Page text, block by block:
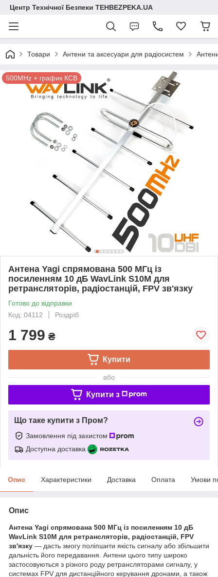
Центр Технічної Безпеки TEHBEZPEKA.UA
Товари Антени та аксесуари для радіосистем
500MHz + график КСВ
Антена Yagi спрямована 500 МГц із
посиленням 10 дБ WavLink S10M для
ретрансляторів, радіостанцій, FPV зв'язку
Готово до відправки
Код: 04112
Роздріб
1 799 ₴
Купити
або
Купити з
Що таке купити з Пром?
Замовлення під захистом
Доступна доставка
Опис Характеристики Доставка Оплата Умови
Опис
Антена Yagi спрямована 500 МГц із посиленням 10 дБ
WavLink S10M для ретрансляторів, радіостанцій, FPV
зв'язку — дасть змогу поліпшити якість сигналу або збільшити
дальність його передавання. Антени цього типу широко
застосовуються з різного роду ретрансляторами сигналу, у
системах FPV для дистанційного керування дронами, а також